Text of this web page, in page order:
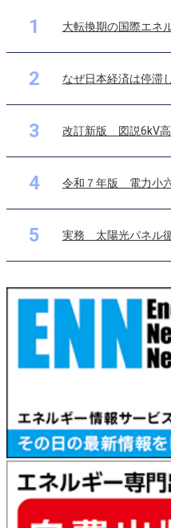
1 大転換期の国際エネ
2 なぜ日本経済は停滞
3 改訂新版 図説6kV高
4 令和７年版 電力小
5 実務 太陽光パネル